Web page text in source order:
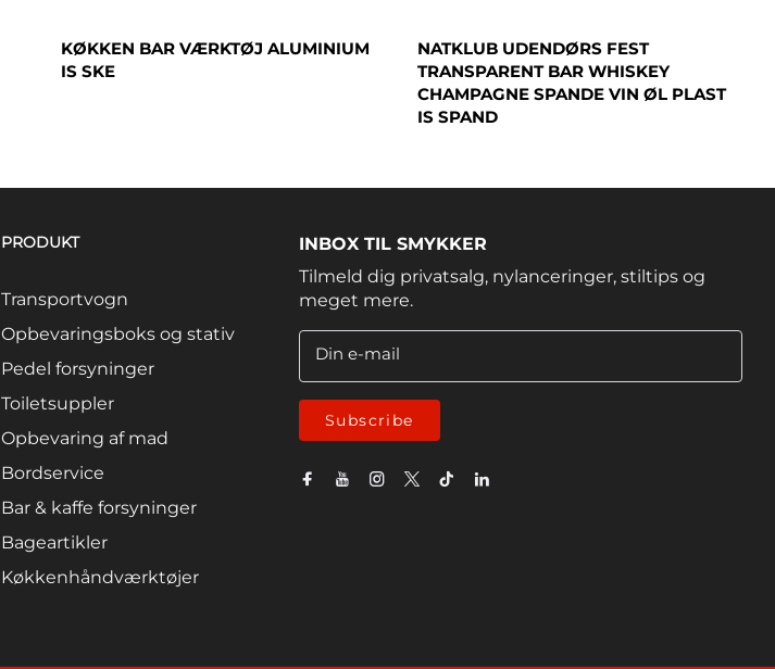
KØKKEN BAR VÆRKTØJ ALUMINIUM
IS SKE
NATKLUB UDENDØRS FEST
TRANSPARENT BAR WHISKEY
CHAMPAGNE SPANDE VIN ØL PLAST
IS SPAND
PRODUKT
Transportvogn
Opbevaringsboks og stativ
Pedel forsyninger
Toiletsuppler
Opbevaring af mad
Bordservice
Bar & kaffe forsyninger
Bageartikler
Køkkenhåndværktøjer
INBOX TIL SMYKKER
Tilmeld dig privatsalg, nylanceringer, stiltips og
meget mere.
Din e-mail
Subscribe